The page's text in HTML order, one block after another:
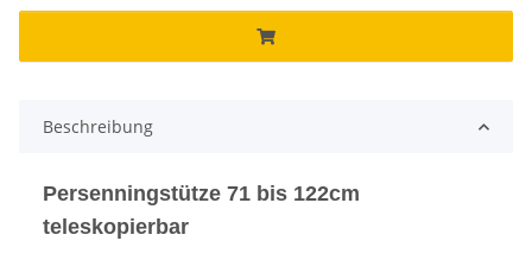
Beschreibung
Persenningstütze 71 bis 122cm
teleskopierbar